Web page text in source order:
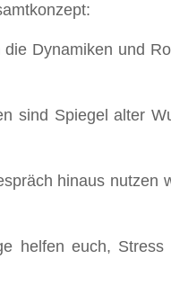
die Dynamiken und
sind Spiegel alter
hinaus nutzen
helfen euch,